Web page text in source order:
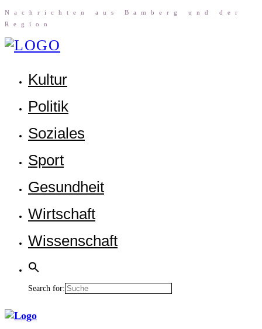
Nach­rich­ten aus Bam­berg und der
Region
Kul­tur
Poli­tik
Sozia­les
Sport
Gesund­heit
Wirt­schaft
Wis­sen­schaft
Search for: